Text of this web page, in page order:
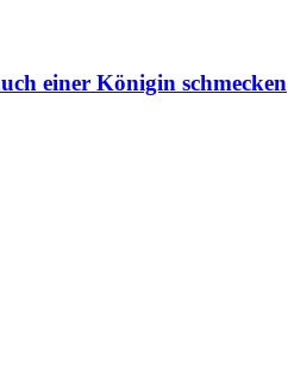
einer Königin schmecken